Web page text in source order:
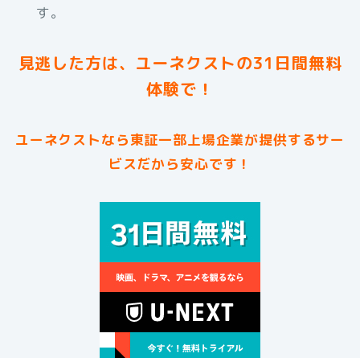
す。
見逃した方は、ユーネクストの31日間無料
体験で！
ユーネクストなら東証一部上場企業が提供するサー
ビスだから安心です！